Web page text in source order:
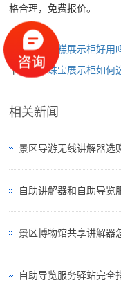
格合理，免费报价。
上一篇：
蛋糕展示柜好
下一篇：珠宝展示柜如何
相关新闻
自助讲解器和自助导览
自助导览服务驿站完全